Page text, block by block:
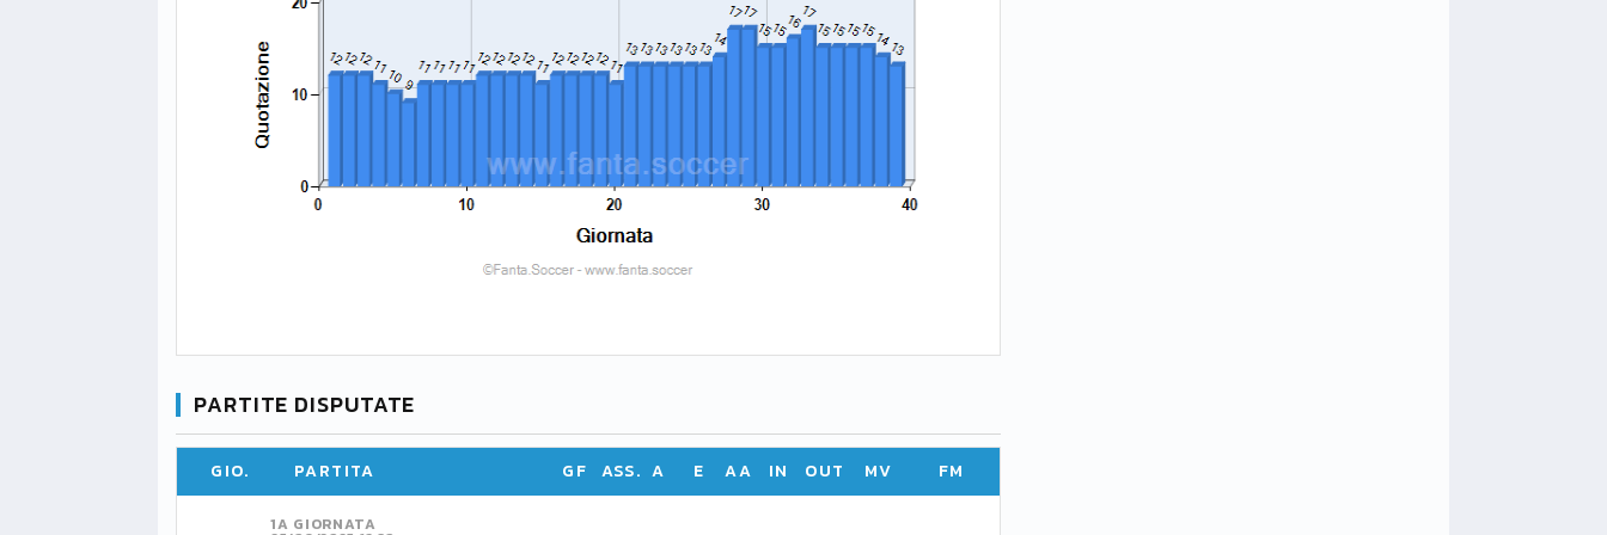
PARTITE DISPUTATE
GIO. PARTITA GF ASS. A E AA IN OUT MV FM
1A GIORNATA